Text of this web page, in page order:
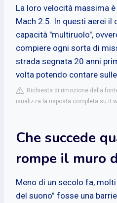
La loro velocità massima
Mach 2.5. In questi aerei
capacità "multiruolo",
compiere ogni sorta di
strada segnata 20 anni
volta potendo contare
Richiesta di rimozione della
isualizza la risposta completa su
Che succede
rompe il muro
Meno di un secolo fa,
del suono” fosse una